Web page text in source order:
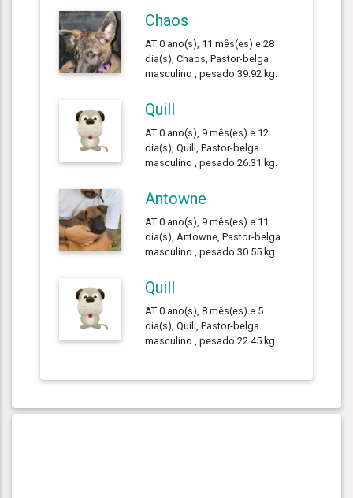
Chaos
AT 0 ano(s), 11 mês(es) e 28
dia(s), Chaos, Pastor-belga
masculino , pesado 39.92 kg.
Quill
AT 0 ano(s), 9 mês(es) e 12
dia(s), Quill, Pastor-belga
masculino , pesado 26.31 kg.
Antowne
AT 0 ano(s), 9 mês(es) e 11
dia(s), Antowne, Pastor-belga
masculino , pesado 30.55 kg.
Quill
AT 0 ano(s), 8 mês(es) e 5
dia(s), Quill, Pastor-belga
masculino , pesado 22.45 kg.